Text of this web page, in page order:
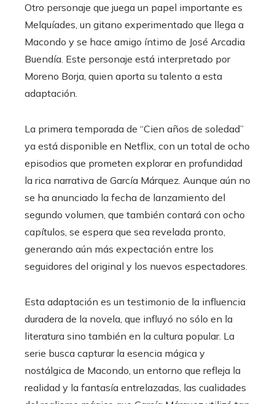
Otro personaje que juega un papel importante es
Melquíades, un gitano experimentado que llega a
Macondo y se hace amigo íntimo de José Arcadia
Buendía. Este personaje está interpretado por
Moreno Borja, quien aporta su talento a esta
adaptación.
La primera temporada de “Cien años de soledad”
ya está disponible en Netflix, con un total de ocho
episodios que prometen explorar en profundidad
la rica narrativa de García Márquez. Aunque aún no
se ha anunciado la fecha de lanzamiento del
segundo volumen, que también contará con ocho
capítulos, se espera que sea revelada pronto,
generando aún más expectación entre los
seguidores del original y los nuevos espectadores.
Esta adaptación es un testimonio de la influencia
duradera de la novela, que influyó no sólo en la
literatura sino también en la cultura popular. La
serie busca capturar la esencia mágica y
nostálgica de Macondo, un entorno que refleja la
realidad y la fantasía entrelazadas, las cualidades